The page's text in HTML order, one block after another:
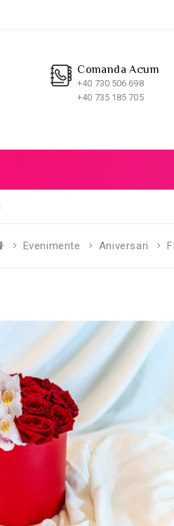
Comanda Acum
+40 730 506 698
+40 735 185 705
Evenimente Aniversari